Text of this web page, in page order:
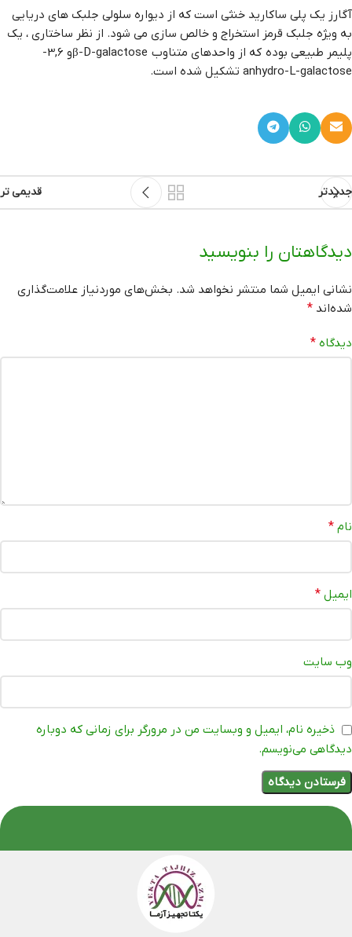
آگارز یک پلی ساکارید خنثی است که از دیواره سلولی جلبک های دریایی
به ویژه جلبک قرمز استخراج و خالص سازی می شود. از نظر ساختاری ، یک
پلیمر طبیعی بوده که از واحدهای متناوب β-D-galactoseو 3,6-
anhydro-L-galactose تشکیل شده است.
جدیدتر قدیمی تر
دیدگاهتان را بنویسید
نشانی ایمیل شما منتشر نخواهد شد. بخش‌های موردنیاز علامت‌گذاری
شده‌اند *
دیدگاه *
نام *
ایمیل *
وب‌ سایت
ذخیره نام، ایمیل و وبسایت من در مرورگر برای زمانی که دوباره
دیدگاهی می‌نویسم.